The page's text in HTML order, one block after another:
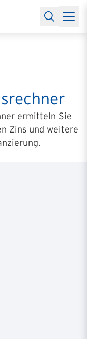
ermitteln Sie
Zins und weitere